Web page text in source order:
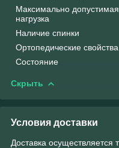
Максимально допустимая
нагрузка
Наличие спинки
Ортопедические свойства
Состояние
Скрыть
Условия доставки
Доставка осуществляется